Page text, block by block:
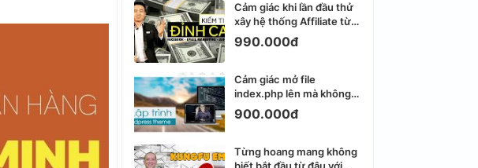
Cảm giác khi lần đầu thử
xây hệ thống Affiliate từ
Facebook cá nhân
990.000đ
Cảm giác mở file
index.php lên mà không
biết viết gì tiếp theo
900.000đ
Từng hoang mang không